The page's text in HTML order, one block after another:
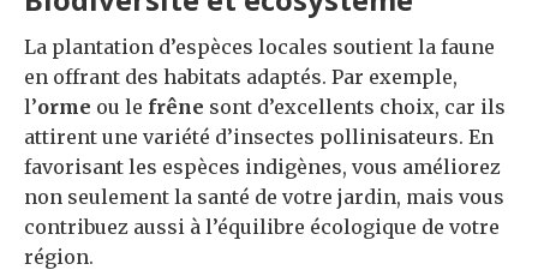
La plantation d’espèces locales soutient la faune
en offrant des habitats adaptés. Par exemple,
l’orme ou le frêne sont d’excellents choix, car ils
attirent une variété d’insectes pollinisateurs. En
favorisant les espèces indigènes, vous améliorez
non seulement la santé de votre jardin, mais vous
contribuez aussi à l’équilibre écologique de votre
région.